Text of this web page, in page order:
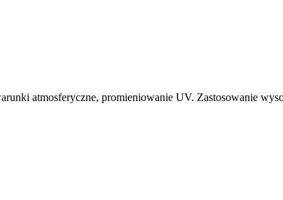
atmosferyczne, promieniowanie UV. Zastosowanie